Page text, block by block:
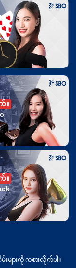
။
။
းများကို ကစားလိုက်ပါ။